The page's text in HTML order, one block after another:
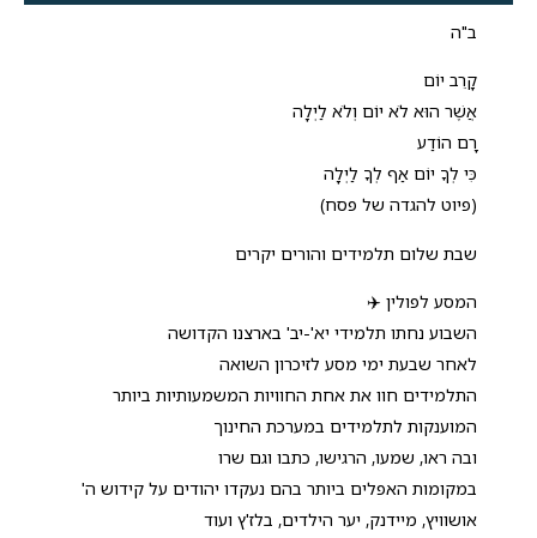
ב"ה
קָרֵב יוֹם
אֲשֶׁר הוּא לֹא יוֹם וְלֹא לַיְלָה
רָם הוֹדַע
כִּי לְךָ יוֹם אַף לְךָ לַיְלָה
(פיוט להגדה של פסח)
שבת שלום תלמידים והורים יקרים
המסע לפולין ✈️
השבוע נחתו תלמידי יא'-יב' בארצנו הקדושה
לאחר שבעת ימי מסע לזיכרון השואה
התלמידים חוו את אחת החוויות המשמעותיות ביותר
המוענקות לתלמידים במערכת החינוך
ובה ראו, שמעו, הרגישו, כתבו וגם שרו
במקומות האפלים ביותר בהם נעקדו יהודים על קידוש ה'
אושוויץ, מיידנק, יער הילדים, בלז'ץ ועוד